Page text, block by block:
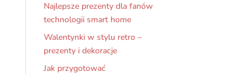
Najlepsze prezenty dla fanów
technologii smart home
Walentynki w stylu retro –
prezenty i dekoracje
Jak przygotować